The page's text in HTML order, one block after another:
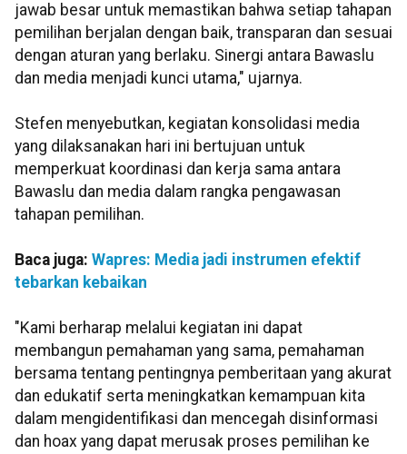
jawab besar untuk memastikan bahwa setiap tahapan
pemilihan berjalan dengan baik, transparan dan sesuai
dengan aturan yang berlaku. Sinergi antara Bawaslu
dan media menjadi kunci utama," ujarnya.
Stefen menyebutkan, kegiatan konsolidasi media
yang dilaksanakan hari ini bertujuan untuk
memperkuat koordinasi dan kerja sama antara
Bawaslu dan media dalam rangka pengawasan
tahapan pemilihan.
Baca juga: Wapres: Media jadi instrumen efektif
tebarkan kebaikan
"Kami berharap melalui kegiatan ini dapat
membangun pemahaman yang sama, pemahaman
bersama tentang pentingnya pemberitaan yang akurat
dan edukatif serta meningkatkan kemampuan kita
dalam mengidentifikasi dan mencegah disinformasi
dan hoax yang dapat merusak proses pemilihan ke